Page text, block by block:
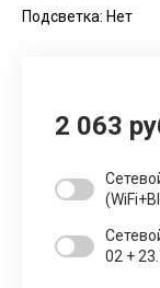
Подсветка: Нет
2 063
02 +